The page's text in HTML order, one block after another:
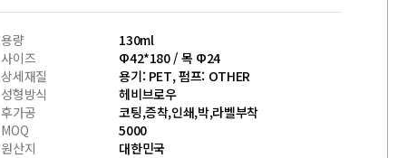
용량
130ml
사이즈
Φ42*180 / 목 Φ24
상세재질
용기: PET, 펌프: OTHER
성형방식
헤비브로우
후가공
코팅,증착,인쇄,박,라벨부착
MOQ
5000
원산지
대한민국